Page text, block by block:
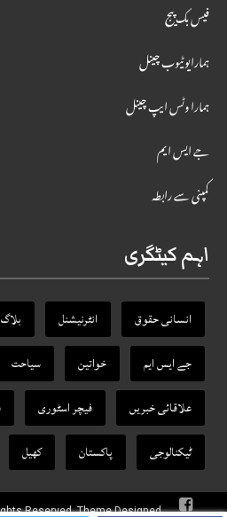
فیس بک پیج
ہمارایوٹیوب چینل
ہمارا وٹس ایپ چینل
جے ایس ایم
کمپنی سے رابطہ
اہم کیٹگری
انسانی حقوق انٹرنیشنل بلاگ
جے ایس ایم
خواتین سیاحت
علاقائی خبریں
فیچر اسٹوری
ٹیکنالوجی
پاکستان کھیل
Reserved. Theme Designed